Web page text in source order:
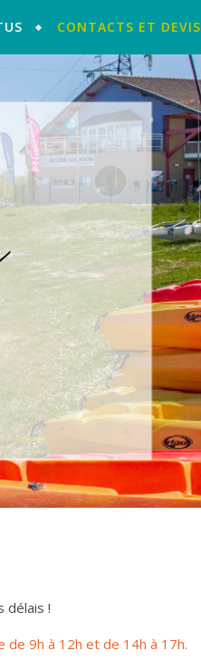
CONTACTS ET DEVIS
délais !
9h à 12h et de 14h à 17h.